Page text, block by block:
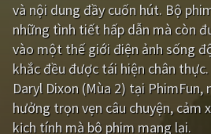
QUỐC GIA
Âu - Mỹ
Hàn Quốc
Ấn Độ
và nội dung đầy cuốn hút. Bộ
những tình tiết hấp dẫn mà còn
vào một thế giới điện ảnh sống
khắc đều được tái hiện chân
Daryl Dixon (Mùa 2) tại
hưởng trọn vẹn câu chuyện, cảm
kịch tính mà bộ phim mang lại.